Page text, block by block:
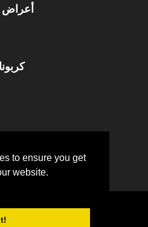
to ensure you get
website.
أعراض